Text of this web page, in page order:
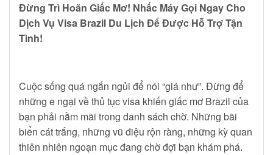
Đừng Trì Hoãn Giấc Mơ! Nhấc Máy Gọi Ngay Cho
Dịch Vụ Visa Brazil Du Lịch Để Được Hỗ Trợ Tận
Tình!
Cuộc sống quá ngắn ngủi để nói “giá như”. Đừng để
những e ngại về thủ tục visa khiến giấc mơ Brazil của
bạn phải nằm mãi trong danh sách chờ. Những bãi
biển cát trắng, những vũ điệu rộn ràng, những kỳ quan
thiên nhiên ngoạn mục đang chờ đợi bạn khám phá.